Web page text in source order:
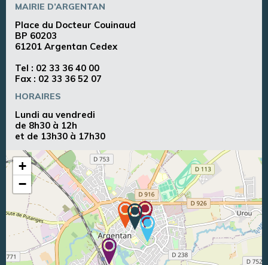
MAIRIE D’ARGENTAN
Place du Docteur Couinaud
BP 60203
61201 Argentan Cedex
Tel : 02 33 36 40 00
Fax : 02 33 36 52 07
HORAIRES
Lundi au vendredi
de 8h30 à 12h
et de 13h30 à 17h30
+
−